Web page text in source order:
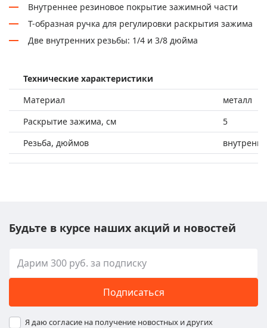
Внутреннее резиновое покрытие зажимной части
Т-образная ручка для регулировки раскрытия зажима
Две внутренних резьбы: 1/4 и 3/8 дюйма
Технические характеристики
Материал
металл
Раскрытие зажима, см
5
Резьба, дюймов
Будьте в курсе наших акций и новостей
Подписаться
Я даю согласие на получение новостных и других